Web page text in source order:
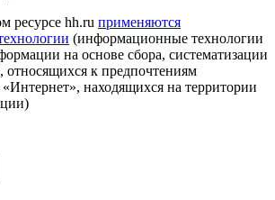
ресурсе hh.ru применяются
(информационные технологии
на основе сбора, систематизации
относящихся к предпочтениям
«Интернет», находящихся на территории